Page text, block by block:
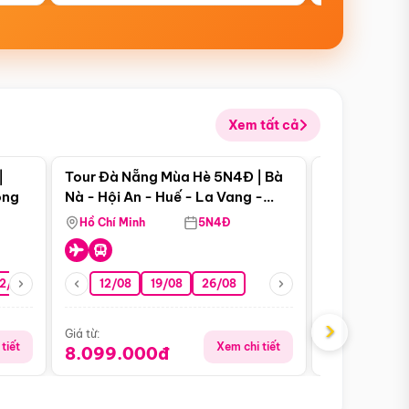
Xem tất cả
08 26/08 05/09 09/09 12/09
tiết
Điểm nổi bật
Tour Đà Nẵng Mùa Hè 5N4Đ | Bà
Nà - Hội An - Huế - La Vang -
Động Thiên Đường
Hồ Chí Minh 5N4Đ
12/08 19/08 26/08
Giá từ:
8.099.000đ Xem chi tiết
Giá từ:
›